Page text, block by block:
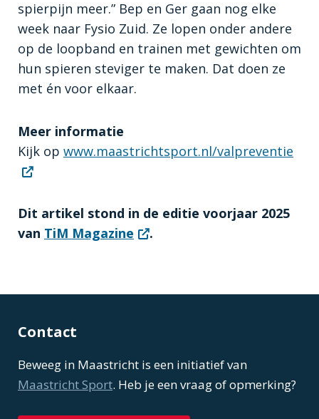
spierpijn meer.” Bep en Ger gaan nog elke
week naar Fysio Zuid. Ze lopen onder andere
op de loopband en trainen met gewichten om
hun spieren steviger te maken. Dat doen ze
met én voor elkaar.
Meer informatie
Kijk op www.maastrichtsport.nl/valpreventie
Dit artikel stond in de editie voorjaar 2025
van TiM Magazine .
Contact
Beweeg in Maastricht is een initiatief van
Maastricht Sport. Heb je een vraag of opmerking?